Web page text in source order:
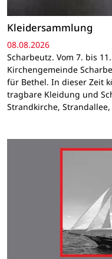
Kleidersammlung
08.08.2026
Scharbeutz. Vom 7. bis
Kirchengemeinde
für Bethel. In dieser Zeit
tragbare Kleidung und
Strandkirche,